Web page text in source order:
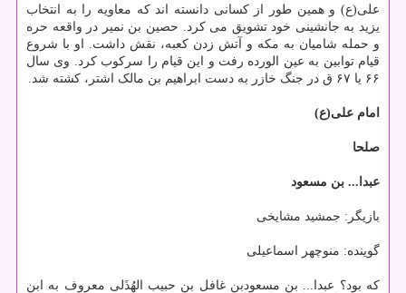
علی(ع) و همین طور از کسانی دانسته اند که معاویه را به انتخاب
یزید به جانشینی خود تشویق می کرد. حصین بن نمیر در واقعه حره
و حمله شامیان به مکه و آتش زدن کعبه، نقش داشت. او با شروع
قیام توابین به عین الورده رفت و این قیام را سرکوب کرد. وی سال
۶۶ یا ۶۷ ق در جنگ خازر به دست ابراهیم بن مالک اشتر، کشته شد.
امام علی(ع)
صلحا
عبدا... بن مسعود
بازیگر: جمشید مشایخی
گوینده: منوچهر اسماعیلی
که بود؟ عبدا... بن مسعودبن غافل بن حبیب الهُذَلی معروف به ابن